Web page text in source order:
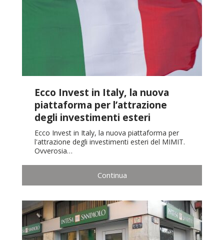
Ecco Invest in Italy, la nuova
piattaforma per l’attrazione
degli investimenti esteri
Ecco Invest in Italy, la nuova piattaforma per
l'attrazione degli investimenti esteri del MIMIT.
Ovverosia…
Continua